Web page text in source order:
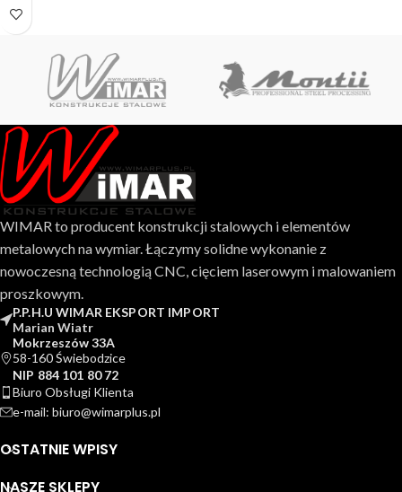
WIMAR to producent konstrukcji stalowych i elementów
metalowych na wymiar. Łączymy solidne wykonanie z
nowoczesną technologią CNC, cięciem laserowym i malowaniem
proszkowym.
P.P.H.U WIMAR EKSPORT IMPORT
Marian Wiatr
Mokrzeszów 33A
58-160 Świebodzice
NIP 884 101 80 72
Biuro Obsługi Klienta
e-mail: biuro@wimarplus.pl
OSTATNIE WPISY
NASZE SKLEPY